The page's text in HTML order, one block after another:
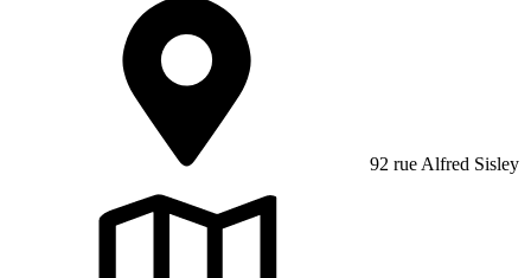
92 rue Alfred Sisley